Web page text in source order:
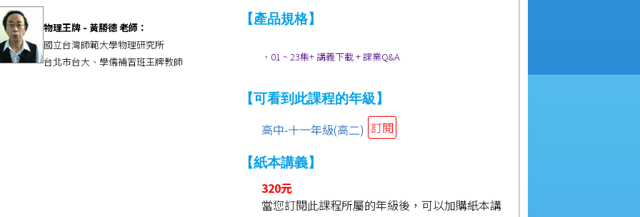
物理王牌 - 黃勝德 老師：
國立台灣師範大學物理研究所
台北市台大、學儒補習班王牌教師
【產品規格】
．01 ~ 23集+ 講義下載 + 課業Q&A
【可看到此課程的年級】
高中-十一年級(高二) 訂閱
【紙本講義】
320元
當您訂閱此課程所屬的年級後，可以加購紙本講